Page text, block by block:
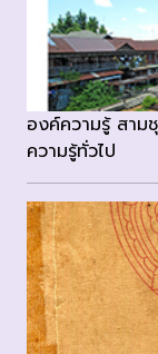
องค์ความรู้ สา
ความรู้ทั่วไป